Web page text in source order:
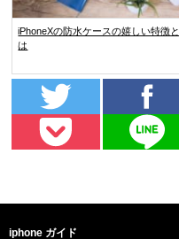
iPhoneXの防水ケースの嬉しい特徴と
は
iphone ガイド